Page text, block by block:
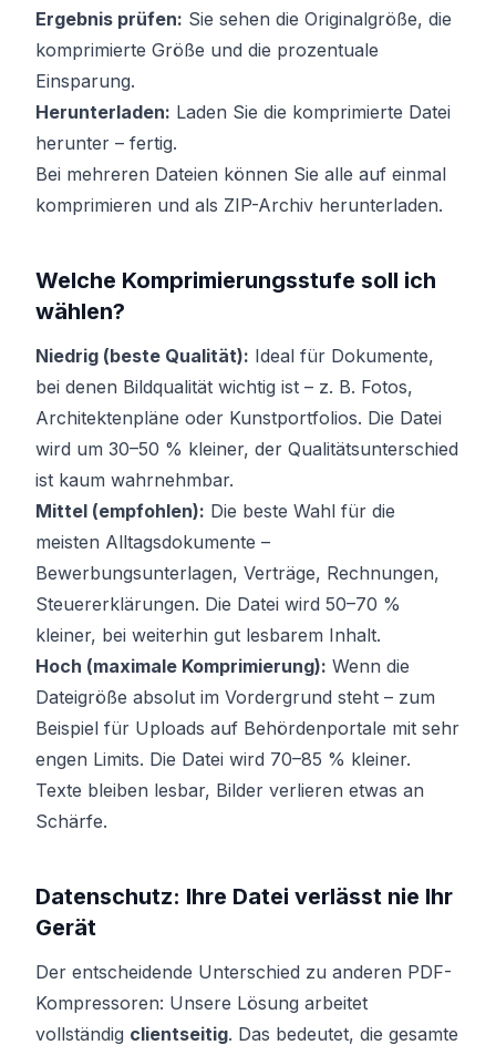
Ergebnis prüfen: Sie sehen die Originalgröße, die
komprimierte Größe und die prozentuale
Einsparung.
Herunterladen: Laden Sie die komprimierte Datei
herunter – fertig.
Bei mehreren Dateien können Sie alle auf einmal
komprimieren und als ZIP-Archiv herunterladen.
Welche Komprimierungsstufe soll ich
wählen?
Niedrig (beste Qualität): Ideal für Dokumente,
bei denen Bildqualität wichtig ist – z. B. Fotos,
Architektenpläne oder Kunstportfolios. Die Datei
wird um 30–50 % kleiner, der Qualitätsunterschied
ist kaum wahrnehmbar.
Mittel (empfohlen): Die beste Wahl für die
meisten Alltagsdokumente –
Bewerbungsunterlagen, Verträge, Rechnungen,
Steuererklärungen. Die Datei wird 50–70 %
kleiner, bei weiterhin gut lesbarem Inhalt.
Hoch (maximale Komprimierung): Wenn die
Dateigröße absolut im Vordergrund steht – zum
Beispiel für Uploads auf Behördenportale mit sehr
engen Limits. Die Datei wird 70–85 % kleiner.
Texte bleiben lesbar, Bilder verlieren etwas an
Schärfe.
Datenschutz: Ihre Datei verlässt nie Ihr
Gerät
Der entscheidende Unterschied zu anderen PDF-
Kompressoren: Unsere Lösung arbeitet
vollständig clientseitig. Das bedeutet, die gesamte